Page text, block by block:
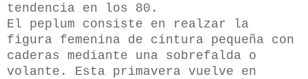
tendencia en los 80.
El peplum consiste en realzar la
figura femenina de cintura pequeña con
caderas mediante una sobrefalda o
volante. Esta primavera vuelve en